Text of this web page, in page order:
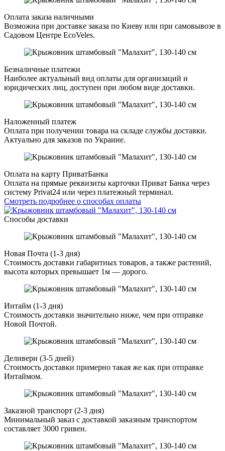
Оплата заказа наличными
Возможна при доставке заказа по Киеву или при самовывозе в
Садовом Центре EcoVeles.
Безналичные платежи
Наиболее актуальный вид оплаты для организаций и
юридических лиц, доступен при любом виде доставки.
Наложенный платеж
Оплата при получении товара на складе службы доставки.
Актуально для заказов по Украине.
Оплата на карту ПриватБанка
Оплата на прямые реквизиты карточки Приват Банка через
систему Privat24 или через платежный терминал.
Смотреть подробнее о способах оплаты
Способы доставки
Новая Почта (1-3 дня)
Стоимость доставки габаритных товаров, а также растений,
высота которых превышает 1м — дорого.
Интайм (1-3 дня)
Стоимость доставки значительно ниже, чем при отправке
Новой Почтой.
Деливери (3-5 дней)
Стоимость доставки примерно такая же как при отправке
Интаймом.
Заказной транспорт (2-3 дня)
Минимальный заказ с доставкой заказным транспортом
составляет 3000 гривен.